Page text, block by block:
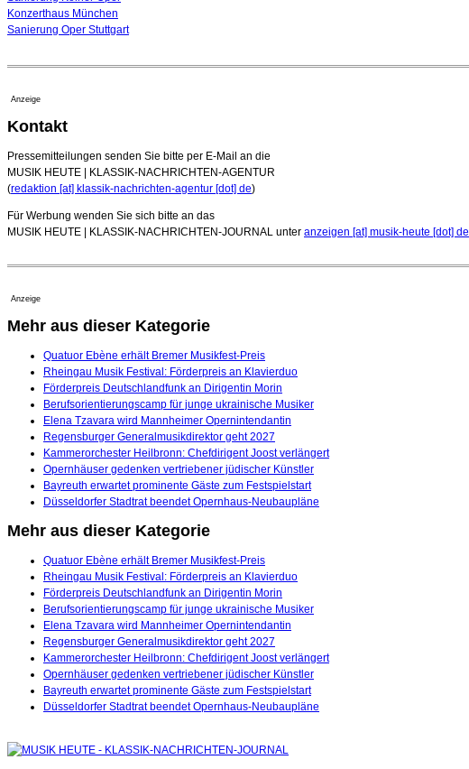
Konzerthaus München
Sanierung Oper Stuttgart
Anzeige
Kontakt
Pressemitteilungen senden Sie bitte per E-Mail an die
MUSIK HEUTE | KLASSIK-NACHRICHTEN-AGENTUR
(redaktion [at] klassik-nachrichten-agentur [dot] de)
Für Werbung wenden Sie sich bitte an das
MUSIK HEUTE | KLASSIK-NACHRICHTEN-JOURNAL unter anzeigen [at] musik-heute [dot] de
Anzeige
Mehr aus dieser Kategorie
Quatuor Ebène erhält Bremer Musikfest-Preis
Rheingau Musik Festival: Förderpreis an Klavierduo
Förderpreis Deutschlandfunk an Dirigentin Morin
Berufsorientierungscamp für junge ukrainische Musiker
Elena Tzavara wird Mannheimer Opernintendantin
Regensburger Generalmusikdirektor geht 2027
Kammerorchester Heilbronn: Chefdirigent Joost verlängert
Opernhäuser gedenken vertriebener jüdischer Künstler
Bayreuth erwartet prominente Gäste zum Festspielstart
Düsseldorfer Stadtrat beendet Opernhaus-Neubaupläne
Mehr aus dieser Kategorie
Quatuor Ebène erhält Bremer Musikfest-Preis
Rheingau Musik Festival: Förderpreis an Klavierduo
Förderpreis Deutschlandfunk an Dirigentin Morin
Berufsorientierungscamp für junge ukrainische Musiker
Elena Tzavara wird Mannheimer Opernintendantin
Regensburger Generalmusikdirektor geht 2027
Kammerorchester Heilbronn: Chefdirigent Joost verlängert
Opernhäuser gedenken vertriebener jüdischer Künstler
Bayreuth erwartet prominente Gäste zum Festspielstart
Düsseldorfer Stadtrat beendet Opernhaus-Neubaupläne